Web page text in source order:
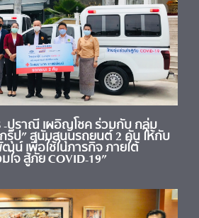
-ปราณี เผอิญโชค ร่วมกับ กลุ่ม
รุ๊ป” สนับสนุนรถยนต์ 2 คัน ให้กับ
น์ เพื่อใช้ในภารกิจ ภายใต้
ใจ สู้ภัย COVID-19”